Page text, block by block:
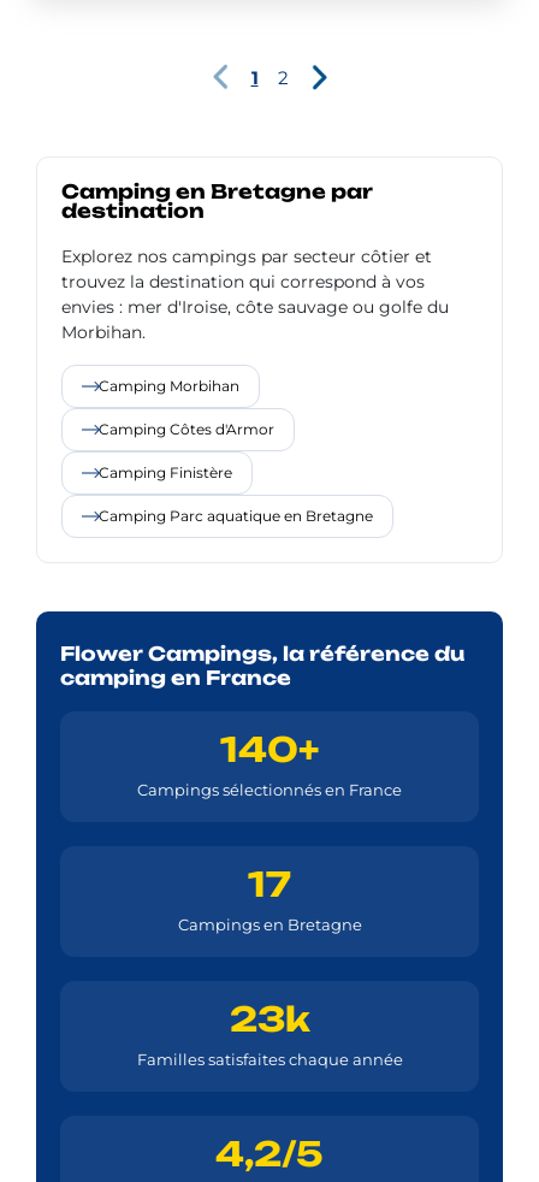
1 2
Camping en Bretagne par
destination
Explorez nos campings par secteur côtier et
trouvez la destination qui correspond à vos
envies : mer d'Iroise, côte sauvage ou golfe du
Morbihan.
Camping Morbihan
Camping Côtes d'Armor
Camping Finistère
Camping Parc aquatique en Bretagne
Flower Campings, la référence du
camping en France
140+
Campings sélectionnés en France
17
Campings en Bretagne
23k
Familles satisfaites chaque année
4,2/5